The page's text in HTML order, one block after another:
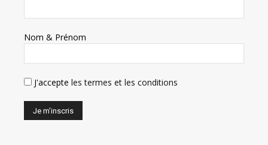
Nom & Prénom
J'accepte les termes et les conditions